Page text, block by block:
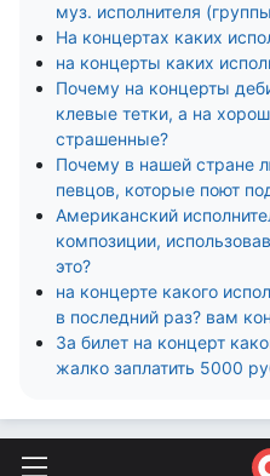
муз. исполнителя
На концертах каких
на концерты каких
Почему на концерты
клевые тетки, а на
страшенные?
Почему в нашей стране
певцов, которые поют
Американский
композиции,
это?
на концерте какого
в последний раз? вам
За билет на концерт
жалко заплатить 5000